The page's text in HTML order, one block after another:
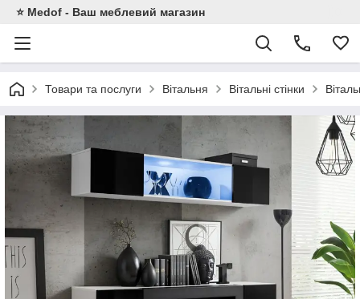
⭐ Medof - Ваш меблевий магазин
Товари та послуги Вітальня Вітальні стінки